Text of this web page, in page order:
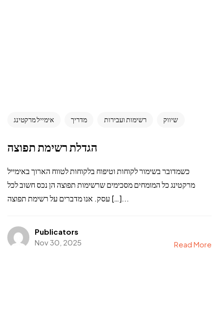
אימייל מרקטינג מדריך רשימות ועבירות שיווק
הגדלת רשימת תפוצה
כשמדובר בשימור לקוחות וטיפוח בלקוחות לטווח הארוך באימייל
מרקטינג כל המומחים מסכימים שרשימות תפוצה הן נכס חשוב לכל
עסק. אנו מדברים על רשימת תפוצה […]...
Publicators
Nov 30, 2025
Read More